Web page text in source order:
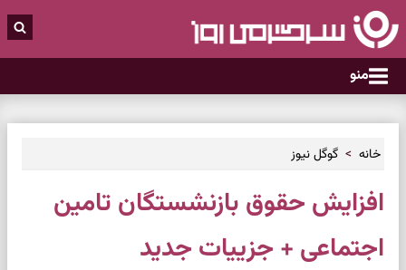
منو
خانه گوگل نیوز
افزایش حقوق بازنشستگان تامین
اجتماعی + جزییات جدید